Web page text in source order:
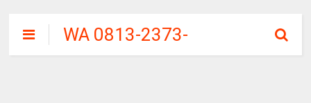
WA 0813-2373-
9973 | WALINI